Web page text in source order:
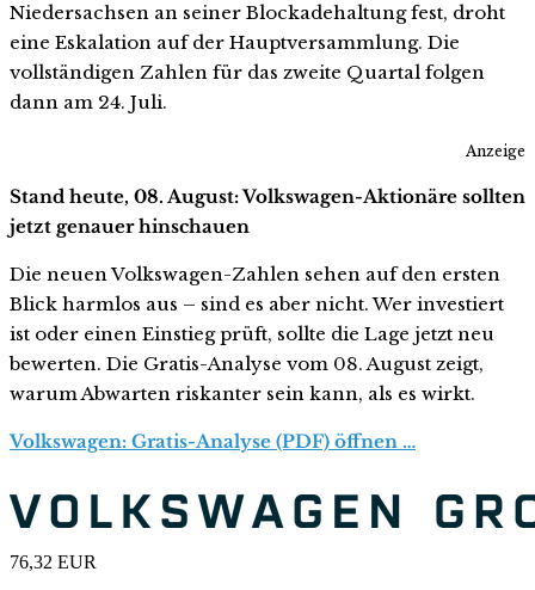
Niedersachsen an seiner Blockadehaltung fest, droht
eine Eskalation auf der Hauptversammlung. Die
vollständigen Zahlen für das zweite Quartal folgen
dann am 24. Juli.
Anzeige
Stand heute, 08. August: Volkswagen-Aktionäre sollten
jetzt genauer hinschauen
Die neuen Volkswagen-Zahlen sehen auf den ersten
Blick harmlos aus – sind es aber nicht. Wer investiert
ist oder einen Einstieg prüft, sollte die Lage jetzt neu
bewerten. Die Gratis-Analyse vom 08. August zeigt,
warum Abwarten riskanter sein kann, als es wirkt.
Volkswagen: Gratis-Analyse (PDF) öffnen …
76,32 EUR